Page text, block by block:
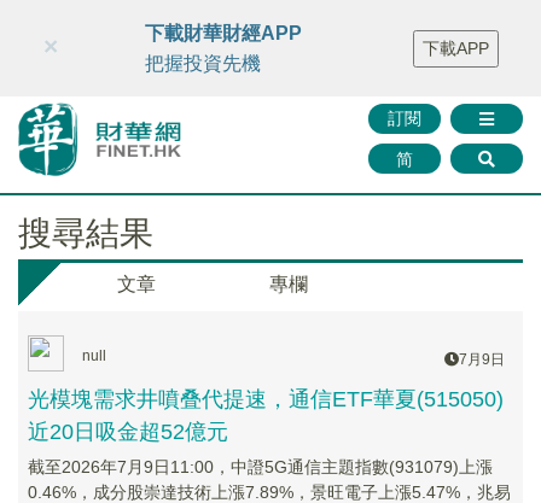
財華智庫網 FINTV FINMETA 財華證券 媒體矩陣
智庫沙龍
聯絡我們
訂閱
简
×
下載財華財經APP
把握投資先機
下載APP
搜尋結果
文章 專欄
null 7月9日
光模塊需求井噴叠代提速，通信ETF華夏(515050)
近20日吸金超52億元
截至2026年7月9日11:00，中證5G通信主題指數(931079)上漲
0.46%，成分股崇達技術上漲7.89%，景旺電子上漲5.47%，兆易